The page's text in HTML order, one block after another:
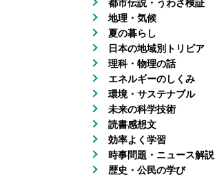
都市伝説・うわさ検証
地理・気候
夏の暮らし
日本の地域別トリビア
理科・物理の話
エネルギーのしくみ
環境・サステナブル
未来の科学技術
読書感想文
効率よく学習
時事問題・ニュース解説
歴史・公民の学び